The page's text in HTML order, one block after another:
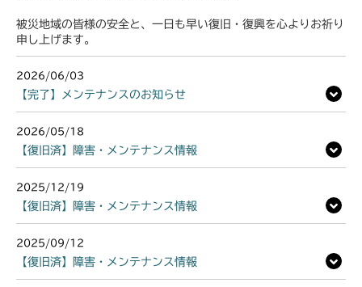
被災地域の皆様の安全と、一日も早い復旧・復興を心よりお祈り
申し上げます。
2026/06/03
【完了】メンテナンスのお知らせ
2026/05/18
【復旧済】障害・メンテナンス情報
2025/12/19
【復旧済】障害・メンテナンス情報
2025/09/12
【復旧済】障害・メンテナンス情報